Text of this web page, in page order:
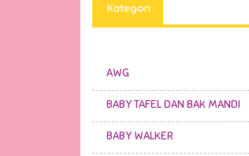
Kategori
AWG
BABY TAFEL DAN BAK MANDI
BABY WALKER